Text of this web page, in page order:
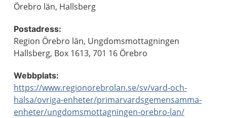
Örebro län, Hallsberg
Postadress:
Region Örebro län, Ungdomsmottagningen
Hallsberg, Box 1613, 701 16 Örebro
Webbplats:
https://www.regionorebrolan.se/sv/vard-och-
halsa/ovriga-enheter/primarvardsgemensamma-
enheter/ungdomsmottagningen-orebro-lan/